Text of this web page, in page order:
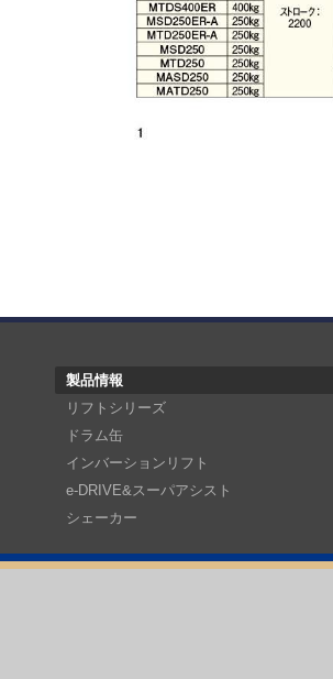
製品情報
リフトシリーズ
ドラム缶
インバーションリフト
e-DRIVE&スーパアシスト
シェーカー